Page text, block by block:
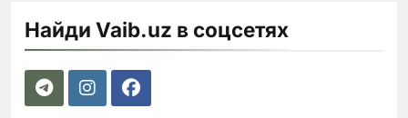
Найди Vaib.uz в соцсетях